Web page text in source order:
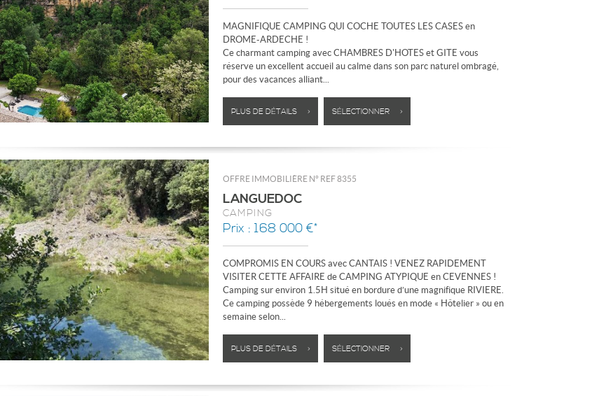
MAGNIFIQUE CAMPING QUI COCHE TOUTES LES CASES en
DROME-ARDECHE !
Ce charmant camping avec CHAMBRES D'HOTES et GITE vous
réserve un excellent accueil au calme dans son parc naturel ombragé,
pour des vacances alliant...
PLUS DE DÉTAILS > SÉLECTIONNER >
OFFRE IMMOBILIÈRE N° REF 8355
LANGUEDOC
CAMPING
Prix : 168 000 €*
COMPROMIS EN COURS avec CANTAIS ! VENEZ RAPIDEMENT
VISITER CETTE AFFAIRE de CAMPING ATYPIQUE en CEVENNES !
Camping sur environ 1.5H situé en bordure d’une magnifique RIVIERE.
Ce camping possède 9 hébergements loués en mode « Hôtelier » ou en
semaine selon...
PLUS DE DÉTAILS > SÉLECTIONNER >